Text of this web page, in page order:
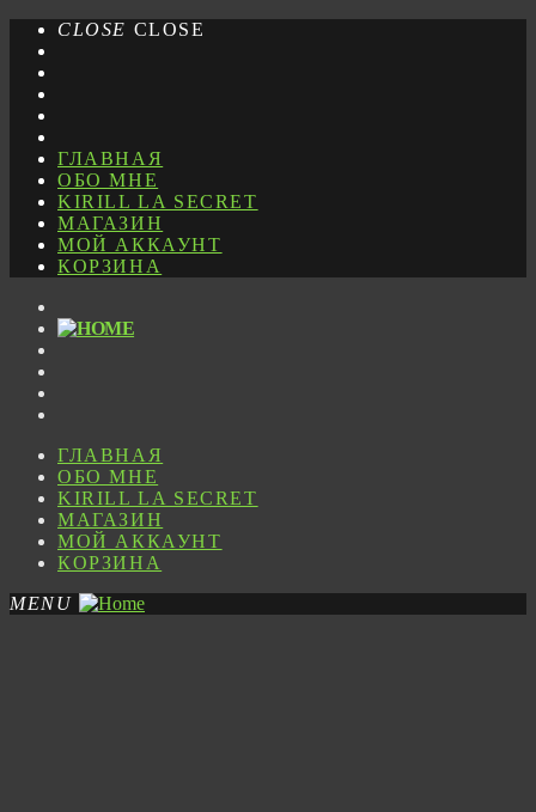
CLOSE CLOSE
ГЛАВНАЯ
ОБО МНЕ
KIRILL LA SECRET
МАГАЗИН
МОЙ АККАУНТ
КОРЗИНА
ГЛАВНАЯ
ОБО МНЕ
KIRILL LA SECRET
МАГАЗИН
МОЙ АККАУНТ
КОРЗИНА
MENU